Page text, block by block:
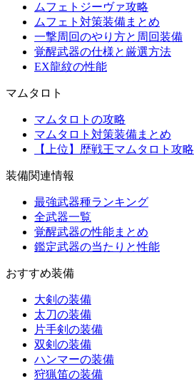
ムフェトジーヴァ攻略
ムフェト対策装備まとめ
一撃周回のやり方と周回装備
覚醒武器の仕様と厳選方法
EX龍紋の性能
マムタロト
マムタロトの攻略
マムタロト対策装備まとめ
【上位】歴戦王マムタロト攻略
装備関連情報
最強武器種ランキング
全武器一覧
覚醒武器の性能まとめ
鑑定武器の当たりと性能
おすすめ装備
大剣の装備
太刀の装備
片手剣の装備
双剣の装備
ハンマーの装備
狩猟笛の装備